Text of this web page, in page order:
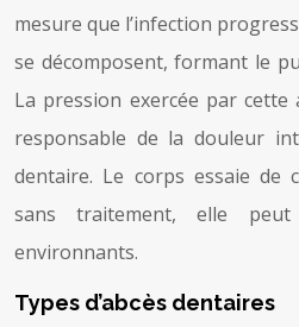
mesure que l’infection
se décomposent, formant le
La pression exercée par
responsable de la douleur
dentaire. Le corps essaie de
sans traitement, elle peut
environnants.
Types d’abcès dentaires